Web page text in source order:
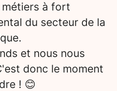
à fort
du secteur de la
et nous nous
donc le moment
! 😊